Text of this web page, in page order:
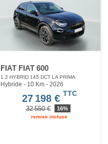
FIAT FIAT 600
1.2 HYBRID 145 DCT LA PRIMA
Hybride - 10 Km- 2026
27 198 € TTC
32 550 € 16%
remise incluse